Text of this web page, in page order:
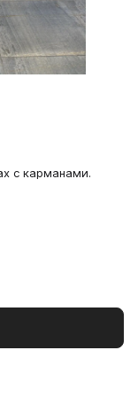
с карманами.